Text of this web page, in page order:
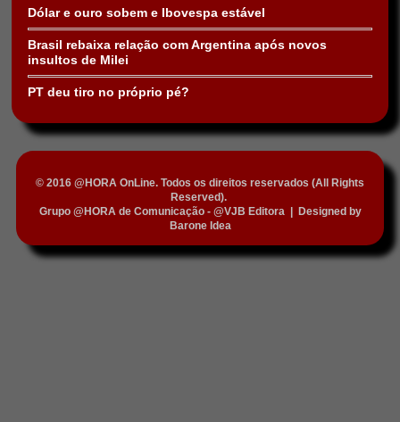
Dólar e ouro sobem e Ibovespa estável
Brasil rebaixa relação com Argentina após novos
insultos de Milei
PT deu tiro no próprio pé?
© 2016 @HORA OnLine. Todos os direitos reservados (All Rights
Reserved).
Grupo @HORA de Comunicação - @VJB Editora|
Designed by
Barone Idea